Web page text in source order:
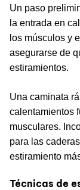
Un paso
la entrada en
los músculos y
asegurarse de
estiramientos.
Una caminata
calentamientos
musculares.
para las
estiramiento
Técnicas de